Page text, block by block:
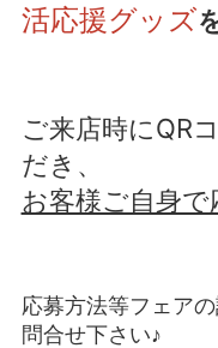
活応援グッズ
ご来店時にQR
だき、
お客様ご自身で
応募方法等フェア
問合せ下さい♪